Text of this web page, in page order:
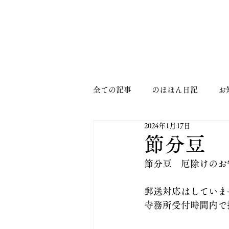
全ての記事 のほほん日記 お
節分豆
2024年1月17日
節分豆　厄除けの
郵送対応はしてい
寺務所受付時間内